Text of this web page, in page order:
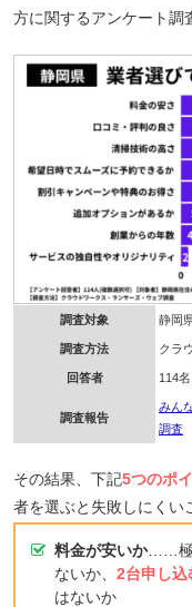
方に関するアンケート調
調査対象 静岡
調査方法 クラ
回答者 114名
調査報告
みん
調査
その結果、下記5つのポ
者を選ぶと失敗しにくい
料金が安いか……極
ないか、 2台申し込
はないか